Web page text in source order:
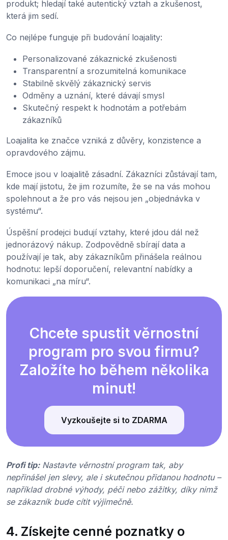
produkt; hledají také autentický vztah a zkušenost,
která jim sedí.
Co nejlépe funguje při budování loajality:
Personalizované zákaznické zkušenosti
Transparentní a srozumitelná komunikace
Stabilně skvělý zákaznický servis
Odměny a uznání, které dávají smysl
Skutečný respekt k hodnotám a potřebám
zákazníků
Loajalita ke značce vzniká z důvěry, konzistence a
opravdového zájmu.
Emoce jsou v loajalitě zásadní. Zákazníci zůstávají tam,
kde mají jistotu, že jim rozumíte, že se na vás mohou
spolehnout a že pro vás nejsou jen „objednávka v
systému“.
Úspěšní prodejci budují vztahy, které jdou dál než
jednorázový nákup. Zodpovědně sbírají data a
používají je tak, aby zákazníkům přinášela reálnou
hodnotu: lepší doporučení, relevantní nabídky a
komunikaci „na míru“.
Chcete spustit věrnostní
program pro svou firmu?
Založíte ho během několika
minut!
Vyzkoušejte si to ZDARMA
Profi tip: Nastavte věrnostní program tak, aby
nepřinášel jen slevy, ale i skutečnou přidanou hodnotu –
například drobné výhody, péči nebo zážitky, díky nimž
se zákazník bude cítit výjimečně.
4. Získejte cenné poznatky o